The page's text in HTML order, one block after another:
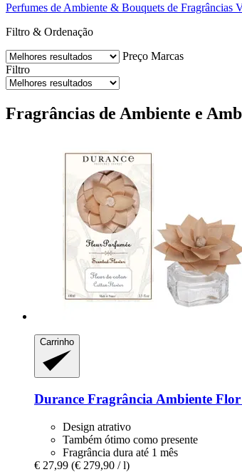
Perfumes de Ambiente & Bouquets de Fragrâncias
Filtro & Ordenação
Preço Marcas
Filtro
Fragrâncias de Ambiente e
Carrinho
Durance Fragrância Ambiente
Design atrativo
Também ótimo como presente
Fragrância dura até 1 mês
€ 27,99 (€ 279,90 / l)